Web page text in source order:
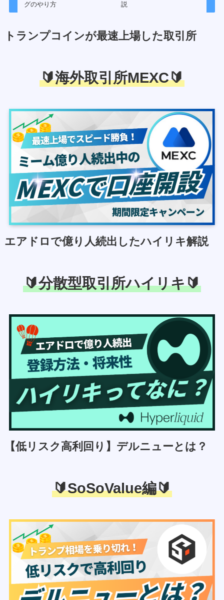
グのやり方
説
トランプコインが最速上場した取引所
🔰海外取引所MEXC🔰
エアドロで億り人続出したハイリキ解説
🔰分散型取引所ハイリキ🔰
【低リスク高利回り】デルニューとは？
🔰SoSoValue編🔰